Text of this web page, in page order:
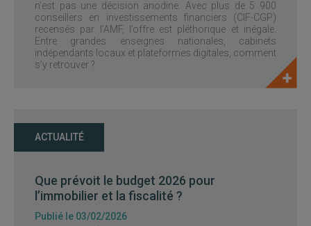
n’est pas une décision anodine. Avec plus de 5 900
conseillers en investissements financiers (CIF-CGP)
recensés par l’AMF, l’offre est pléthorique et inégale.
Entre grandes enseignes nationales, cabinets
indépendants locaux et plateformes digitales, comment
s’y retrouver ?
ACTUALITÉ
Que prévoit le budget 2026 pour
l’immobilier et la fiscalité ?
Publié le 03/02/2026